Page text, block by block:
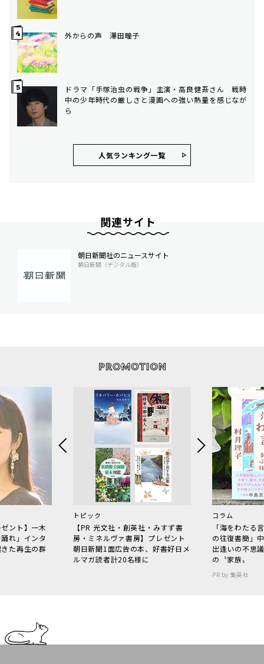
外からの声 澤田瞳子
ドラマ「手塚治虫の戦争」主演・高良健吾さん 戦時
中の少年時代の厳しさと漫画への強い熱量を感じなが
ら
人気ランキング⼀覧
関連サイト
朝日新聞社のニュースサイト
朝日新聞（デジタル版）
ント】一木
れ」インタ
た再生の群
トピック
【PR 光文社・創英社・みすず書
房・ミネルヴァ書房】プレゼント
朝日新聞1面広告の本、好書好日メ
ルマガ読者計20名様に
コラム
「海をわた
の往復書簡」
出逢いの不思
の〝家族〟
PR by 集英社